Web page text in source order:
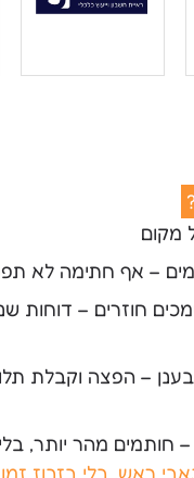
מקום
– אף חתימה לא
– הפצה וקבלת
– חותמים מהר יותר,
ראש, בלי בזבוז